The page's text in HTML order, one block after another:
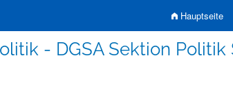
Hauptseite
- DGSA Sektion Politik